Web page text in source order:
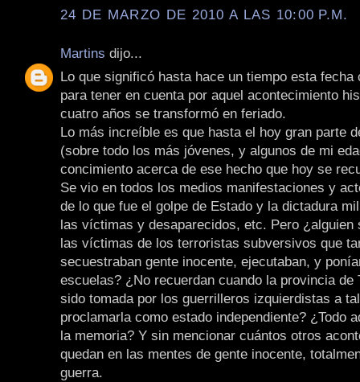
24 DE MARZO DE 2010 A LAS 10:00 P.M.
Martins dijo...
Lo que significó hasta hace un tiempo esta fecha
para tener en cuenta por aquel acontecimiento
cuatro años se transformó en feriado.
Lo más increíble es que hasta el hoy gran parte
(sobre todo los más jóvenes, y algunos de mi
concimiento acerca de ese hecho que hoy se
Se vio en todos los medios manifestaciones y
de lo que fue el golpe de Estado y la dictadura
las víctimas y desaparecidos, etc. Pero ¿alguien
las víctimas de los terroristas subversivos que
secuestraban gente inocente, ejecutaban, y
escuelas? ¿No recuerdan cuando la provincia de
sido tomada por los guerrilleros izquierdistas a
proclamarla como estado independiente? ¿Todo
la memoria? Y sin mencionar cuántos otros
quedan en las mentes de gente inocente,
guerra.